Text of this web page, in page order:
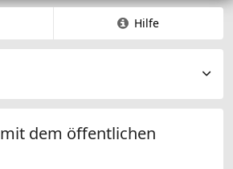
Hilfe
dem öffentlichen